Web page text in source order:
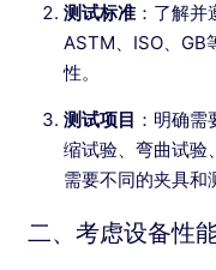
测试标准 ：了解
ASTM、ISO、GB
性。
测试项目 ：明确
缩试验、弯曲试验
需要不同的夹具和
二、考虑设备性